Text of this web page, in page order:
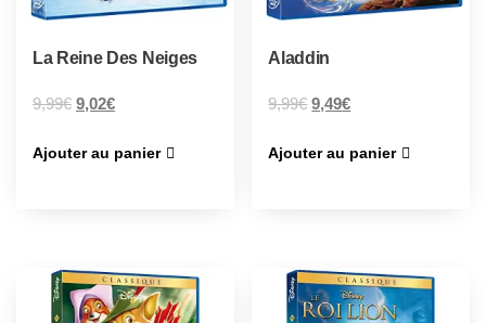
La Reine Des Neiges
9,99€ 9,02€
Ajouter au panier
Aladdin
9,99€ 9,49€
Ajouter au panier